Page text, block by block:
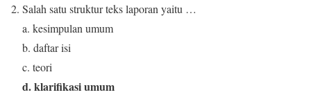
Salah satu struktur teks laporan yaitu …
a. kesimpulan umum
b. daftar isi
c. teori
d. klarifikasi umum